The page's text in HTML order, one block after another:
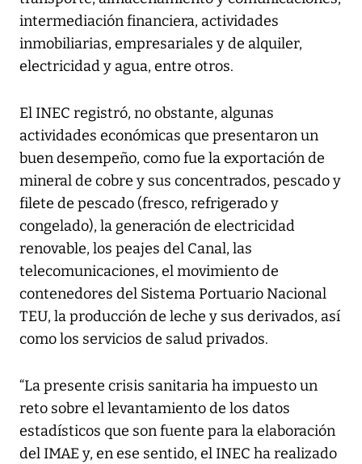
intermediación financiera, actividades
inmobiliarias, empresariales y de alquiler,
electricidad y agua, entre otros.
El INEC registró, no obstante, algunas
actividades económicas que presentaron un
buen desempeño, como fue la exportación de
mineral de cobre y sus concentrados, pescado y
filete de pescado (fresco, refrigerado y
congelado), la generación de electricidad
renovable, los peajes del Canal, las
telecomunicaciones, el movimiento de
contenedores del Sistema Portuario Nacional
TEU, la producción de leche y sus derivados, así
como los servicios de salud privados.
“La presente crisis sanitaria ha impuesto un
reto sobre el levantamiento de los datos
estadísticos que son fuente para la elaboración
del IMAE y, en ese sentido, el INEC ha realizado